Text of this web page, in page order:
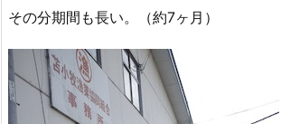
その分期間も長い。（約7ヶ月）